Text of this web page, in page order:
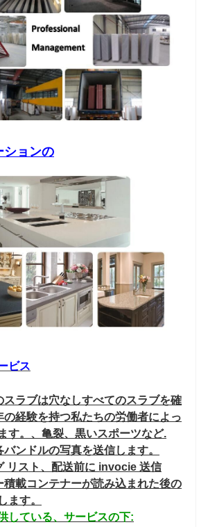
ションの
ビス
スラブは穴なしすべてのスラブを確
の経験を持つ私たちの労働者によっ
す。、亀裂、黒いスポーツなど.
ンドルの写真を送信します。
リスト、配送前に invocie 送信
積載コンテナーが読み込まれた後の
ます。
している、サービスの下: